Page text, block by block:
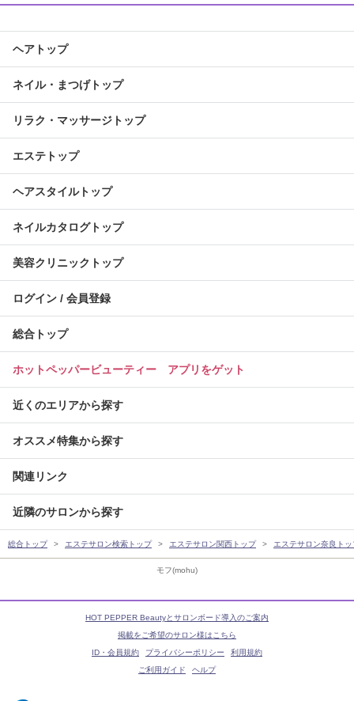
モフ(mohu)
ヘアトップ
ネイル・まつげトップ
リラク・マッサージトップ
エステトップ
ヘアスタイルトップ
ネイルカタログトップ
美容クリニックトップ
ログイン / 会員登録
総合トップ
ホットペッパービューティー アプリをゲット
近くのエリアから探す
オススメ特集から探す
関連リンク
近隣のサロンから探す
総合トップ エステサロン検索トップ エステサロン関西トップ エステサロン奈良トッ
HOT PEPPER Beautyとサロンボード導入のご案内
掲載をご希望のサロン様はこちら
ID・会員規約
プライバシーポリシー
利用規約
ご利用ガイド
ヘルプ